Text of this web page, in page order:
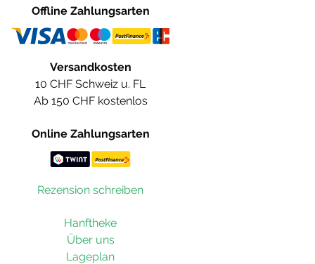
Offline Zahlungsarten
Versandkosten
10 CHF Schweiz u. FL
Ab 150 CHF kostenlos
Online Zahlungsarten
Rezension schreiben
Hanftheke
Über uns
Lageplan